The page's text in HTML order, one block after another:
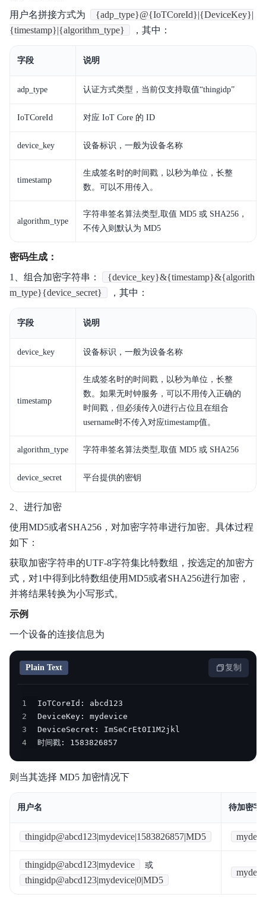
用户名拼接方式为
{adp_type}@{IoTCoreId}|{DeviceKey}|
{timestamp}|{algorithm_type}
，其中：
字段 说明
adp_type 认证方式类型，当前仅支持取值“thingidp”
IoTCoreId 对应 IoT Core 的 ID
device_key 设备标识，一般为设备名称
timestamp
生成签名时的时间戳，以秒为单位，长整
数。可以不用传入。
algorithm_type
字符串签名算法类型,取值 MD5 或 SHA256，
不传入则默认为 MD5
密码生成：
1、组合加密字符串：
{device_key}&{timestamp}&{algorith
m_type}{device_secret}
，其中：
字段 说明
device_key 设备标识，一般为设备名称
timestamp
生成签名时的时间戳，以秒为单位，长整
数。如果无时钟服务，可以不用传入正确的
时间戳，但必须传入0进行占位且在组合
username时不传入对应timestamp值。
algorithm_type 字符串签名算法类型,取值 MD5 或 SHA256
device_secret 平台提供的密钥
2、进行加密
使用MD5或者SHA256，对加密字符串进行加密。具体过程
如下：
获取加密字符串的UTF-8字符集比特数组，按选定的加密方
式，对1中得到比特数组使用MD5或者SHA256进行加密，
并将结果转换为小写形式。
示例
一个设备的连接信息为
Plain Text 复制
1
2
3
4
时间戳: 1583826857
则当其选择 MD5 加密情况下
用户名 待加密字
thingidp@abcd123|mydevice|1583826857|MD5
thingidp@abcd123|mydevice 或
thingidp@abcd123|mydevice|0|MD5